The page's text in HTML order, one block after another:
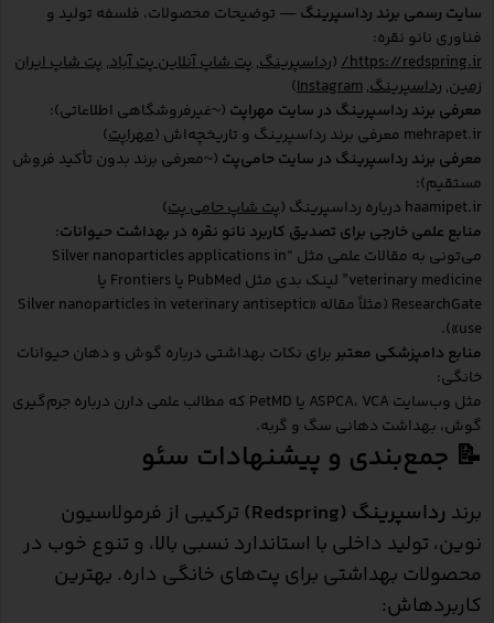
سایت رسمی برند رداسپرینگ — توضیحات محصولات، فلسفه تولید و
فناوری نانو نقره:
https://redspring.ir/
(رداسپرینگ,پت شاپ آنلاین پت آباد,پت شاپ ایران
زمین, رداسپرینگ,
Instagram
)
معرفی برند رداسپرینگ در سایت مهراپت (~غیرفروشگاهی اطلاعاتی):
mehrapet.ir معرفی برند رداسپرینگ و تاریخچه‌اش (
مهراپت)
معرفی برند رداسپرینگ در سایت حامی‌پت (~معرفی برند بدون تأکید فروش
مستقیم):
haamipet.ir درباره رداسپرینگ (
پت شاپ حامی پت)
منابع علمی خارجی برای تصدیق کاربرد نانو نقره در بهداشت حیوانات:
می‌تونی به مقالات علمی مثل “Silver nanoparticles applications in
veterinary medicine” لینک بدی مثل PubMed یا Frontiers یا
ResearchGate (مثلاً مقاله‌ «Silver nanoparticles in veterinary antiseptic
use»).
منابع دامپزشکی معتبربرای نکات بهداشتی درباره گوش و دهان حیوانات
خانگی:
مثل وب‌سایت ASPCA، VCA یا PetMD که مطالب علمی دارن درباره جرم‌گیری
گوش، بهداشت دهانی سگ و گربه.
📝 جمع‌بندی و پیشنهادات سئو
برند رداسپرینگ (Redspring)
ترکیبی از فرمولاسیون
نوین، تولید داخلی با استاندارد نسبی بالا، و تنوع خوب در
محصولات بهداشتی برای پت‌های خانگی داره. بهترین
کاربردهاش: